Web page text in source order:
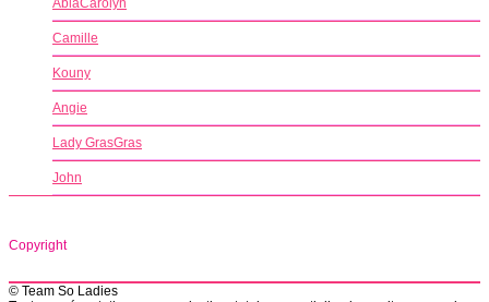
AblaCarolyn
Camille
Kouny
Angie
Lady GrasGras
John
Copyright
© Team So Ladies